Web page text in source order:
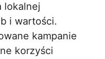
lokalnej
i wartości.
kampanie
korzyści